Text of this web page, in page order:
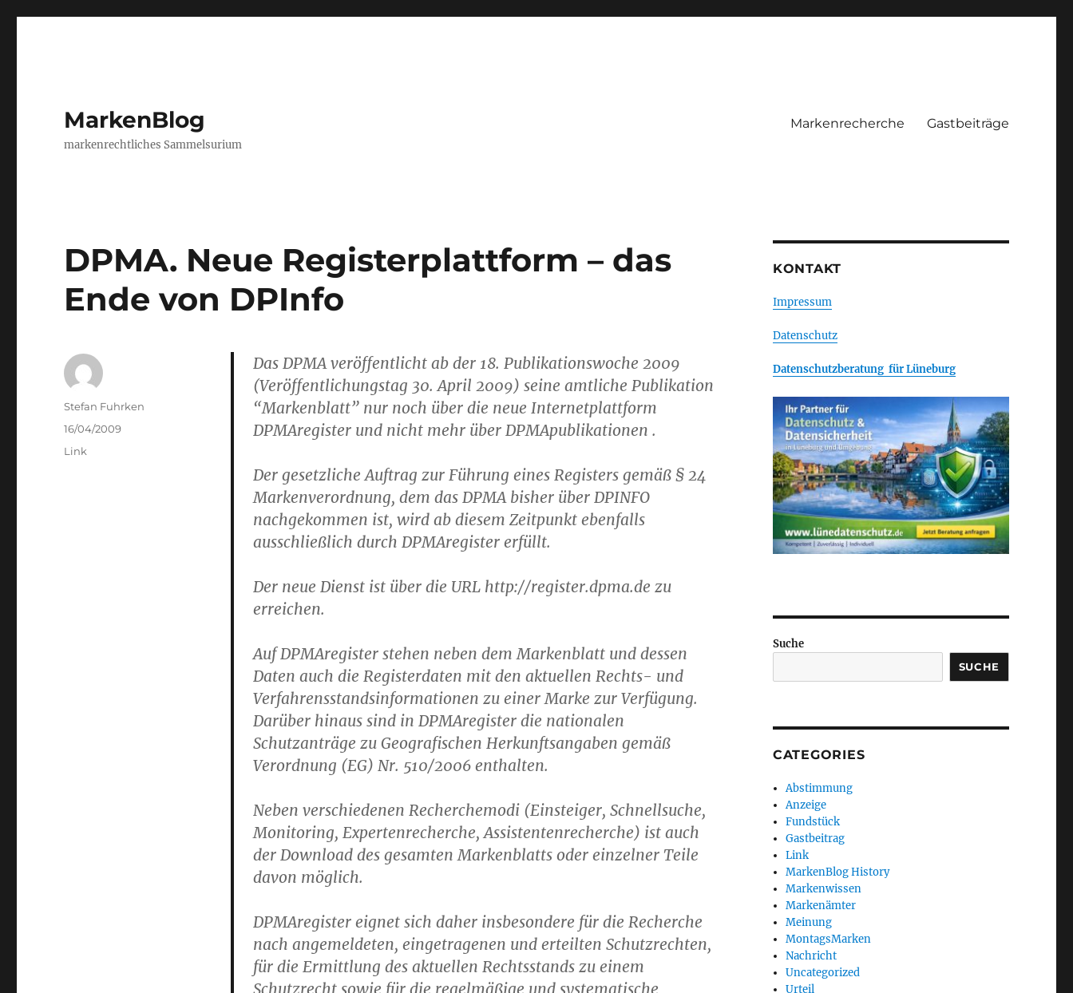
MarkenBlog
markenrechtliches Sammelsurium
Markenrecherche Gastbeiträge
DPMA. Neue Registerplattform – das
Ende von DPInfo
Das DPMA veröffentlicht ab der 18. Publikationswoche 2009
(Veröffentlichungstag 30. April 2009) seine amtliche Publikation
“Markenblatt” nur noch über die neue Internetplattform
DPMAregister und nicht mehr über DPMApublikationen .
Der gesetzliche Auftrag zur Führung eines Registers gemäß § 24
Markenverordnung, dem das DPMA bisher über DPINFO
nachgekommen ist, wird ab diesem Zeitpunkt ebenfalls
ausschließlich durch DPMAregister erfüllt.
Der neue Dienst ist über die URL http://register.dpma.de zu
erreichen.
Auf DPMAregister stehen neben dem Markenblatt und dessen
Daten auch die Registerdaten mit den aktuellen Rechts- und
Verfahrensstandsinformationen zu einer Marke zur Verfügung.
Darüber hinaus sind in DPMAregister die nationalen
Schutzanträge zu Geografischen Herkunftsangaben gemäß
Verordnung (EG) Nr. 510/2006 enthalten.
Neben verschiedenen Recherchemodi (Einsteiger, Schnellsuche,
Monitoring, Expertenrecherche, Assistentenrecherche) ist auch
der Download des gesamten Markenblatts oder einzelner Teile
davon möglich.
DPMAregister eignet sich daher insbesondere für die Recherche
nach angemeldeten, eingetragenen und erteilten Schutzrechten,
für die Ermittlung des aktuellen Rechtsstands zu einem
Schutzrecht sowie für die regelmäßige und systematische
Author
Stefan Fuhrken
Posted
on
16/04/2009
Categories
Link
KONTAKT
Impressum
Datenschutz
Datenschutzberatung für Lüneburg
Suche
SUCHE
CATEGORIES
Abstimmung
Anzeige
Fundstück
Gastbeitrag
Link
MarkenBlog History
Markenwissen
Markenämter
Meinung
MontagsMarken
Nachricht
Uncategorized
Urteil